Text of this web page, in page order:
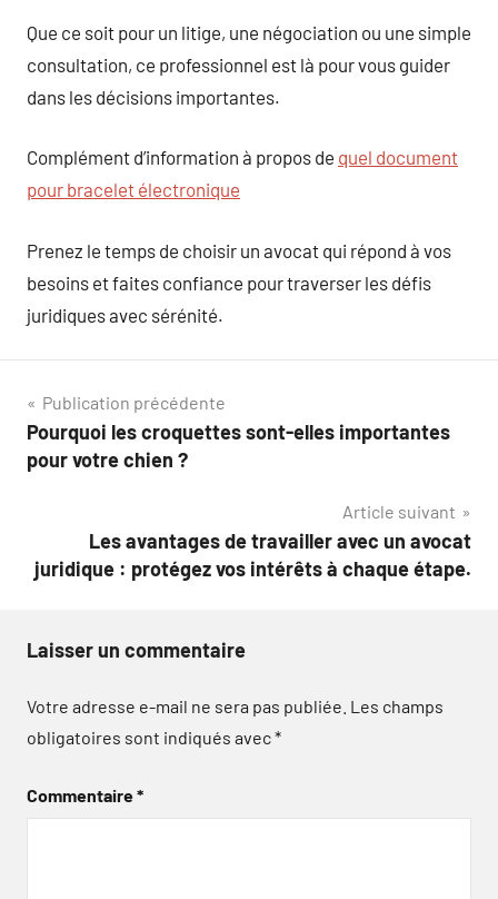
Que ce soit pour un litige, une négociation ou une simple
consultation, ce professionnel est là pour vous guider
dans les décisions importantes.
Complément d’information à propos de quel document
pour bracelet électronique
Prenez le temps de choisir un avocat qui répond à vos
besoins et faites confiance pour traverser les défis
juridiques avec sérénité.
Navigation
de
Publication précédente
Pourquoi les croquettes sont-elles importantes
pour votre chien ?
Article suivant
Les avantages de travailler avec un avocat
juridique : protégez vos intérêts à chaque étape.
Laisser un commentaire
Votre adresse e-mail ne sera pas publiée. Les champs
obligatoires sont indiqués avec*
Commentaire*